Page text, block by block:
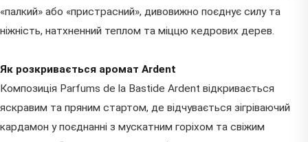
«палкий» або «пристрасний», дивовижно поєднує силу та
ніжність, натхненний теплом та міццю кедрових дерев.
Як розкривається аромат Ardent
Композиція Parfums de la Bastide Ardent відкривається
яскравим та пряним стартом, де відчувається зігріваючий
кардамон у поєднанні з мускатним горіхом та свіжим